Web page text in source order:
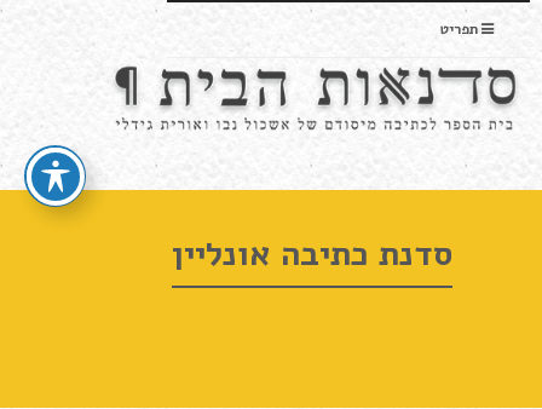
תפריט
סדנת כתיבה אונליין